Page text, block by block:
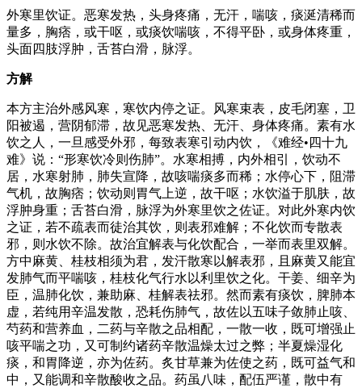
外寒里饮证。恶寒发热，头身疼痛，无汗，喘咳，痰涎清稀而
量多，胸痞，或干呕，或痰饮喘咳，不得平卧，或身体疼重，
头面四肢浮肿，舌苔白滑，脉浮。
方解
本方主治外感风寒，寒饮内停之证。风寒束表，皮毛闭塞，卫
阳被遏，营阴郁滞，故见恶寒发热、无汗、身体疼痛。素有水
饮之人，一旦感受外邪，每致表寒引动内饮，《难经•四十九
难》说：“形寒饮冷则伤肺”。水寒相搏，内外相引，饮动不
居，水寒射肺，肺失宣降，故咳喘痰多而稀；水停心下，阻滞
气机，故胸痞；饮动则胃气上逆，故干呕；水饮溢于肌肤，故
浮肿身重；舌苔白滑，脉浮为外寒里饮之佐证。对此外寒内饮
之证，若不疏表而徒治其饮，则表邪难解；不化饮而专散表
邪，则水饮不除。故治宜解表与化饮配合，一举而表里双解。
方中麻黄、桂枝相须为君，发汗散寒以解表邪，且麻黄又能宜
发肺气而平喘咳，桂枝化气行水以利里饮之化。干姜、细辛为
臣，温肺化饮，兼助麻、桂解表祛邪。然而素有痰饮，脾肺本
虚，若纯用辛温发散，恐耗伤肺气，故佐以五味子敛肺止咳、
芍药和营养血，二药与辛散之品相配，一散一收，既可增强止
咳平喘之功，又可制约诸药辛散温燥太过之弊；半夏燥湿化
痰，和胃降逆，亦为佐药。炙甘草兼为佐使之药，既可益气和
中，又能调和辛散酸收之品。药虽八味，配伍严谨，散中有